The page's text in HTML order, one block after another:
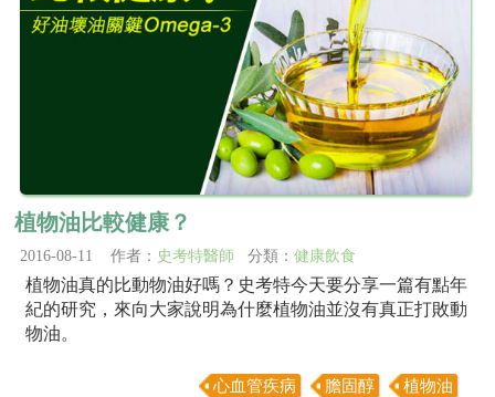
植物油比較健康？
2016-08-11 作者： 史考特醫師 分類： 健康飲食
植物油真的比動物油好嗎？史考特今天要分享一篇有點年
紀的研究，來向大家說明為什麼植物油並沒有真正打敗動
物油。
心血管疾病 膽固醇 植物油